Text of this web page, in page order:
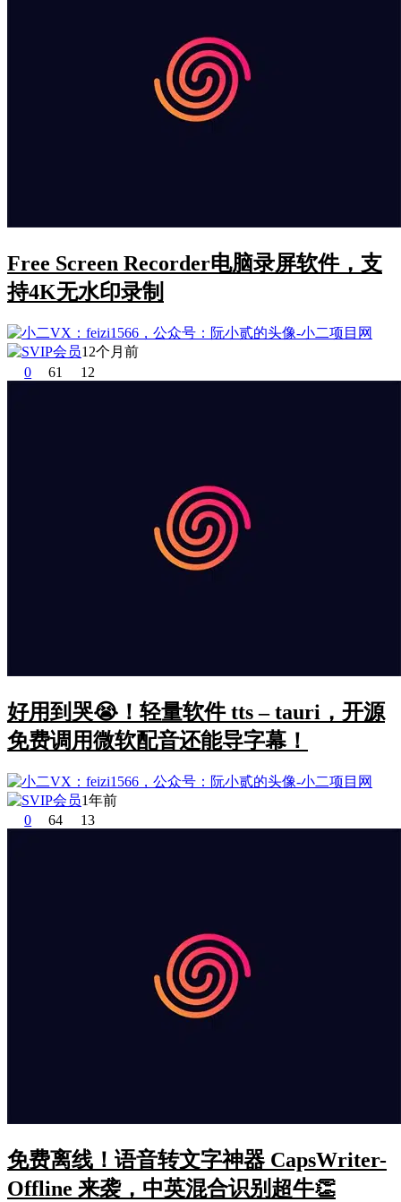
Free Screen Recorder电脑录屏软件，支
持4K无水印录制
12个月前
0
61 12
好用到哭😭！轻量软件 tts – tauri，开源
免费调用微软配音还能导字幕！
1年前
0
64 13
免费离线！语音转文字神器 CapsWriter-
Offline 来袭，中英混合识别超牛👏